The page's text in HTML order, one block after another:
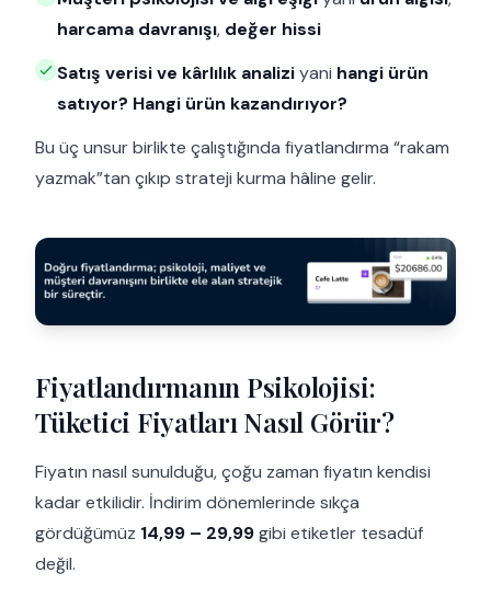
harcama davranışı, değer hissi
Satış verisi ve kârlılık analiziyani hangi ürün
satıyor? Hangi ürün kazandırıyor?
Bu üç unsur birlikte çalıştığında fiyatlandırma “rakam
yazmak”tan çıkıp strateji kurma hâline gelir.
Fiyatlandırmanın Psikolojisi:
Tüketici Fiyatları Nasıl Görür?
Fiyatın nasıl sunulduğu, çoğu zaman fiyatın kendisi
kadar etkilidir. İndirim dönemlerinde sıkça
gördüğümüz 14,99 – 29,99gibi etiketler tesadüf
değil.